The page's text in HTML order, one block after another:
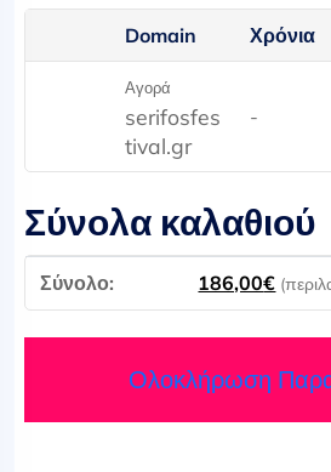
Domain Χρόνια
Αγορά
serifosfes
tival.gr
-
Σύνολα καλαθιού
186,00€
Ολοκλήρωση